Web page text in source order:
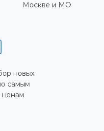
Москве и МО
новых
самым
ценам